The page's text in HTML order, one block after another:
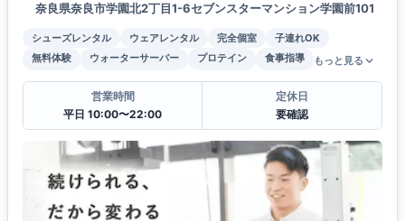
奈良県奈良市学園北2丁目1-6セブンスターマンション学園前101
シューズレンタル ウェアレンタル 完全個室
子連れOK
無料体験
ウォーターサーバー プロテイン 食事指導 もっと見る
営業時間
平日 10:00〜22:00
定休日
要確認